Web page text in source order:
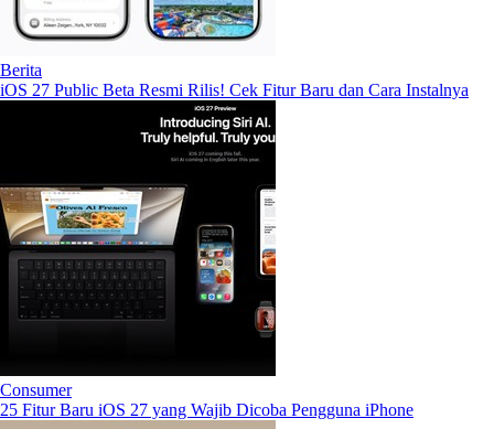
Berita
iOS 27 Public Beta Resmi Rilis! Cek Fitur Baru dan Cara Instalnya
Consumer
25 Fitur Baru iOS 27 yang Wajib Dicoba Pengguna iPhone